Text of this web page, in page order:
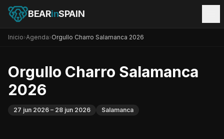
BEARinSPAIN
Inicio›Agenda›Orgullo Charro Salamanca 2026
Orgullo Charro Salamanca
2026
27 jun 2026 – 28 jun 2026 Salamanca